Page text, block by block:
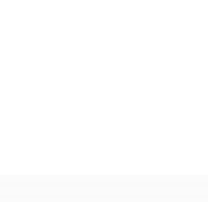
de kids zijn
zomer vol
Rust, ruimte
De Kajuit.